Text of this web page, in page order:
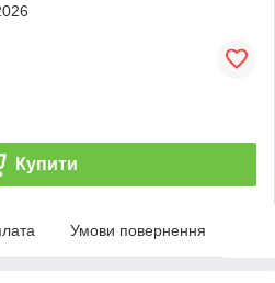
Купити
Умови повернення